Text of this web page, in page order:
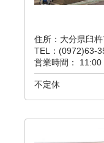
住所：大分県臼
TEL：(0972)63-
営業時間：
不定休